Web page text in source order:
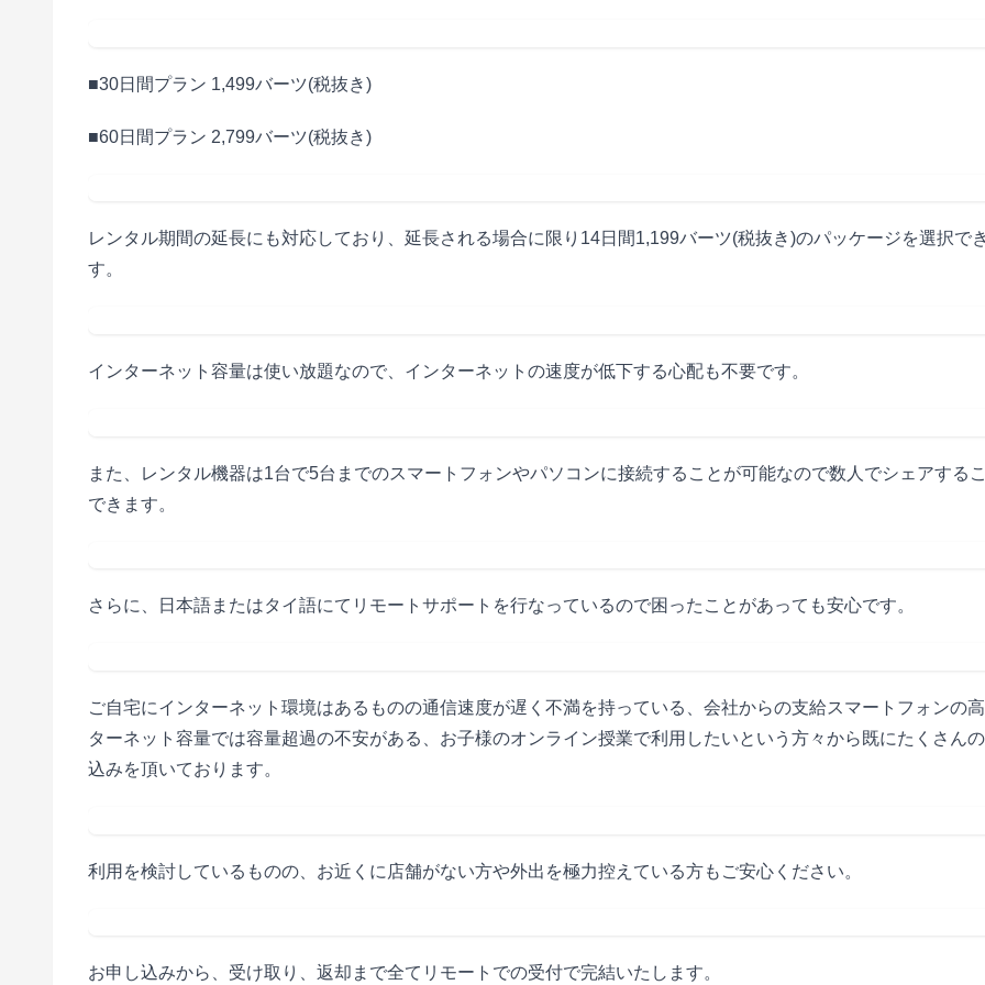
■30日間プラン 1,499バーツ(税抜き)
■60日間プラン 2,799バーツ(税抜き)
レンタル期間の延長にも対応しており、延長される場合に限り14日間1,199バーツ(税抜き)のパッケージを選択で
す。
インターネット容量は使い放題なので、インターネットの速度が低下する心配も不要です。
また、レンタル機器は1台で5台までのスマートフォンやパソコンに接続することが可能なので数人でシェアする
できます。
さらに、日本語またはタイ語にてリモートサポートを行なっているので困ったことがあっても安心です。
ご自宅にインターネット環境はあるものの通信速度が遅く不満を持っている、会社からの支給スマートフォンの
ターネット容量では容量超過の不安がある、お子様のオンライン授業で利用したいという方々から既にたくさん
込みを頂いております。
利用を検討しているものの、お近くに店舗がない方や外出を極力控えている方もご安心ください。
お申し込みから、受け取り、返却まで全てリモートでの受付で完結いたします。